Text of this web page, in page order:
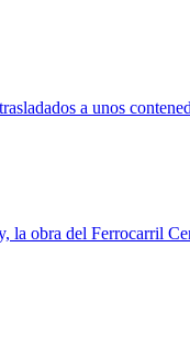
a unos
obra del Ferrocarril